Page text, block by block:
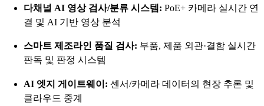
다채널 AI 영상 검사/분류 시스템: PoE+ 카메라 실시간 연
결 및 AI 기반 영상 분석
스마트 제조라인 품질 검사: 부품, 제품 외관·결함 실시간
판독 및 판정 시스템
AI 엣지 게이트웨이: 센서/카메라 데이터의 현장 추론 및
클라우드 중계